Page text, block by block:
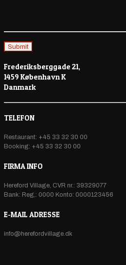
Frederiksberggade 21,
1459 København K
Danmark
TELEFON
Restaurant: +45 33 32 30 00
Booking: +45 33 32 30 00
FIRMA INFO
Hereford Village, CVR nr.: 39329077
Bank: Reg,: 0000 Konto: 0000123456
E-MAIL ADRESSE
info@herefordvillage.dk